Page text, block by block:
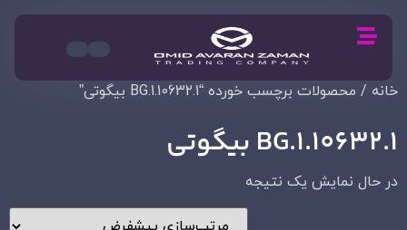
خانه / محصولات برچسب خورده “BG.1.10632.1 بیگوتی”
BG.1.10632.1 بیگوتی
در حال نمایش یک نتیجه